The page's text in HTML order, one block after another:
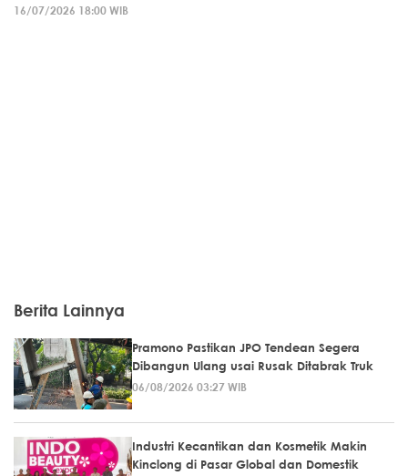
16/07/2026 18:00 WIB
Berita Lainnya
Pramono Pastikan JPO Tendean Segera
Dibangun Ulang usai Rusak Ditabrak Truk
06/08/2026 03:27 WIB
Industri Kecantikan dan Kosmetik Makin
Kinclong di Pasar Global dan Domestik